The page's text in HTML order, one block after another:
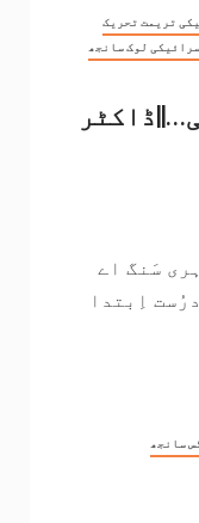
تریمت تحریک
سرائیکی لوک سانجھ
سَنگ اے
اِبتدا
سانجھ